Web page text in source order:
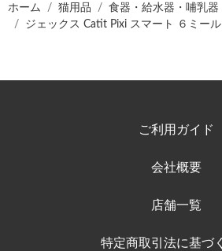
ホーム 猫用品 食器・給水器・哺乳器
ジェックス Catit Pixi スマート ６ミー
ご利用ガイド
会社概要
店舗一覧
特定商取引法に基づ